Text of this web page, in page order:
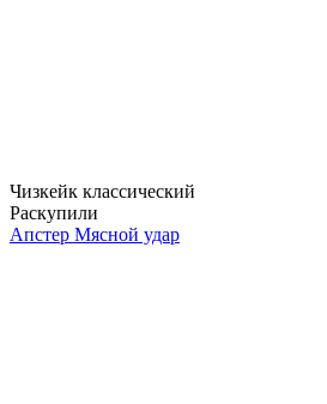
Чизкейк классический
Раскупили
Апстер Мясной удар